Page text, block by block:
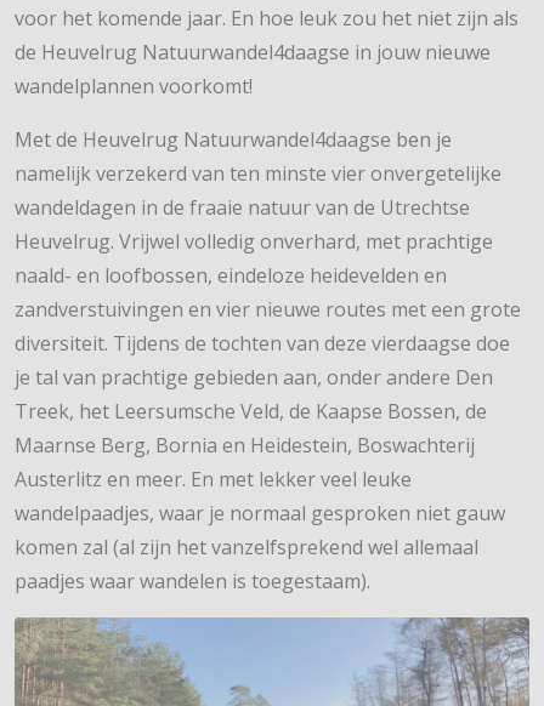
voor het komende jaar. En hoe leuk zou het niet zijn als
de Heuvelrug Natuurwandel4daagse in jouw nieuwe
wandelplannen voorkomt!
Met de Heuvelrug Natuurwandel4daagse ben je
namelijk verzekerd van ten minste vier onvergetelijke
wandeldagen in de fraaie natuur van de Utrechtse
Heuvelrug. Vrijwel volledig onverhard, met prachtige
naald- en loofbossen, eindeloze heidevelden en
zandverstuivingen en vier nieuwe routes met een grote
diversiteit. Tijdens de tochten van deze vierdaagse doe
je tal van prachtige gebieden aan, onder andere Den
Treek, het Leersumsche Veld, de Kaapse Bossen, de
Maarnse Berg, Bornia en Heidestein, Boswachterij
Austerlitz en meer. En met lekker veel leuke
wandelpaadjes, waar je normaal gesproken niet gauw
komen zal (al zijn het vanzelfsprekend wel allemaal
paadjes waar wandelen is toegestaam).